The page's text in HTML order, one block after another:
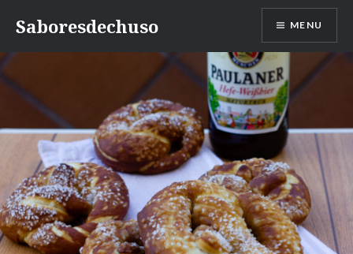
content
Saboresdechuso MENU